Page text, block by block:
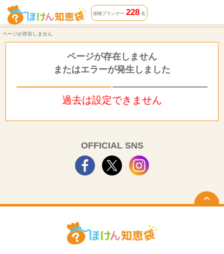
ページが存在しません | ほけん知恵袋
保険プランナー 228名
ページが存在しません
ページが存在しません
またはエラーが発生しました
過去は設定できません
OFFICIAL SNS